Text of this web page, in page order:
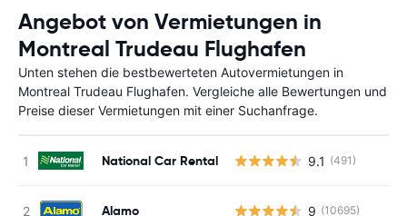
Angebot von Vermietungen in
Montreal Trudeau Flughafen
Unten stehen die bestbewerteten Autovermietungen in
Montreal Trudeau Flughafen. Vergleiche alle Bewertungen und
Preise dieser Vermietungen mit einer Suchanfrage.
National Car Rental 9.1 (491)
Alamo 9 (10695)